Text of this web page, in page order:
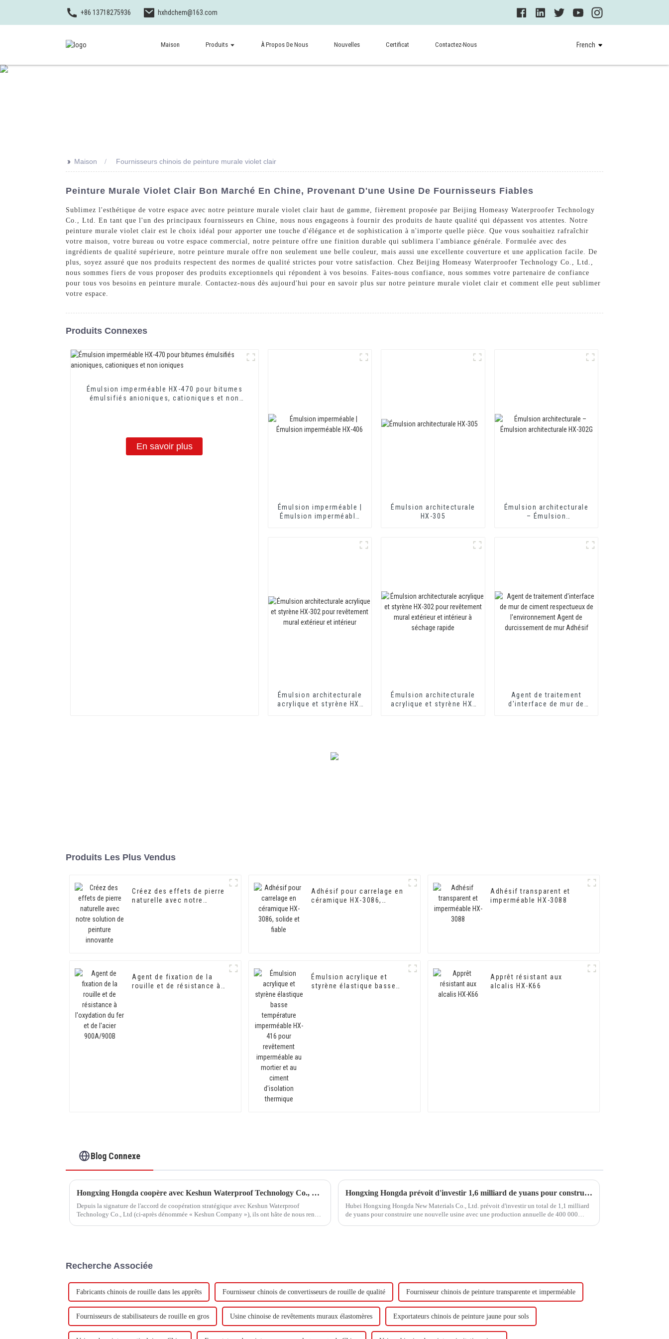
+86 13718275936 hxhdchem@163.com
Maison Produits À Propos De Nous Nouvelles Certificat Contactez-Nous French
>> Maison Fournisseurs chinois de peinture murale violet clair
Peinture Murale Violet Clair Bon Marché En Chine, Provenant D'une Usine De Fournisseurs Fiables
Sublimez l'esthétique de votre espace avec notre peinture murale violet clair haut de gamme, fièrement proposée par Beijing Homeasy Waterproofer Technology
Co., Ltd. En tant que l'un des principaux fournisseurs en Chine, nous nous engageons à fournir des produits de haute qualité qui dépassent vos attentes. Notre
peinture murale violet clair est le choix idéal pour apporter une touche d'élégance et de sophistication à n'importe quelle pièce. Que vous souhaitiez rafraîchir
votre maison, votre bureau ou votre espace commercial, notre peinture offre une finition durable qui sublimera l'ambiance générale. Formulée avec des
ingrédients de qualité supérieure, notre peinture murale offre non seulement une belle couleur, mais aussi une excellente couverture et une application facile. De
plus, soyez assuré que nos produits respectent des normes de qualité strictes pour votre satisfaction. Chez Beijing Homeasy Waterproofer Technology Co., Ltd.,
nous sommes fiers de vous proposer des produits exceptionnels qui répondent à vos besoins. Faites-nous confiance, nous sommes votre partenaire de confiance
pour tous vos besoins en peinture murale. Contactez-nous dès aujourd'hui pour en savoir plus sur notre peinture murale violet clair et comment elle peut sublimer
votre espace.
Produits Connexes
Émulsion imperméable HX-470 pour bitumes
émulsifiés anioniques, cationiques et non
En savoir plus
Émulsion imperméable |
Émulsion imperméable
Émulsion architecturale
HX-305
Émulsion architecturale
– Émulsion
Émulsion architecturale
acrylique et styrène HX-
Émulsion architecturale
acrylique et styrène HX-
Agent de traitement
d'interface de mur de
Produits Les Plus Vendus
Créez des effets de pierre
naturelle avec notre
Adhésif pour carrelage en
céramique HX-3086,
Adhésif transparent et
imperméable HX-3088
Agent de fixation de la
rouille et de résistance à
Émulsion acrylique et
styrène élastique basse
Apprêt résistant aux
alcalis HX-K66
Blog Connexe
Hongxing Hongda coopère avec Keshun Waterproof Technology Co., Ltd pour apporter un nouvel avenir à l'industrie
Depuis la signature de l'accord de coopération stratégique avec Keshun Waterproof
Technology Co., Ltd (ci-après dénommée « Keshun Company »), ils ont hâte de nous rendre
Hongxing Hongda prévoit d'investir 1,6 milliard de yuans pour construire une nouvelle usine de production d'émulsion d'une capacité de production de 510 000 tonnes par an.
Hubei Hongxing Hongda New Materials Co., Ltd. prévoit d'investir un total de 1,1 milliard
de yuans pour construire une nouvelle usine avec une production annuelle de 400 000
Recherche Associée
Fabricants chinois de rouille dans les apprêts Fournisseur chinois de convertisseurs de rouille de qualité Fournisseur chinois de peinture transparente et imperméable
Fournisseurs de stabilisateurs de rouille en gros Usine chinoise de revêtements muraux élastomères Exportateurs chinois de peinture jaune pour sols